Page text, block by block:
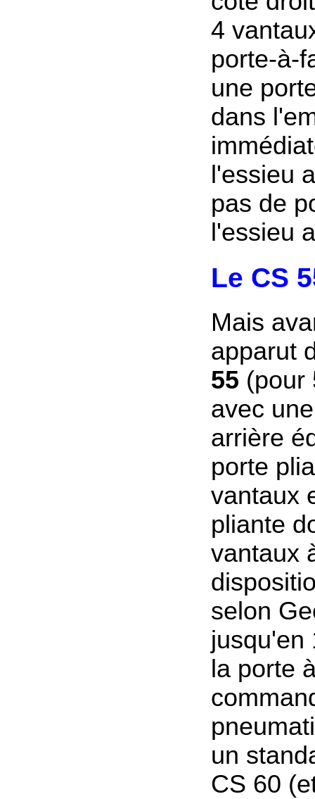
4
porte-à-
une
dans
l'essieu
pas de
l'essieu
Le CS
Mais
apparut
55 (pour
avec
arrière
porte
vantaux
pliante
vantaux
selon
jusqu'en
la porte
un
CS 60